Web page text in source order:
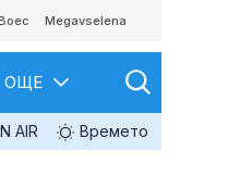
Megavselena
ОЩЕ
AIR Времето